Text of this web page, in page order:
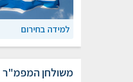
למידה בחירום
משולחן המפמ"ר